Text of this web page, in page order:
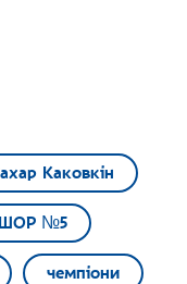
Каковкін
№5
чемпіони